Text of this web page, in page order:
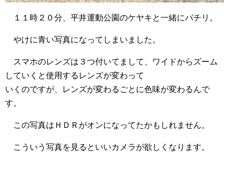
１１時２０分、平井運動公園のケヤキと一緒にパチリ。
やけに青い写真になってしまいました。
スマホのレンズは３つ付いてまして、ワイドからズーム
していくと使用するレンズが変わって
いくのですが、レンズが変わるごとに色味が変わるんで
す。
この写真はＨＤＲがオンになってたかもしれません。
こういう写真を見るといいカメラが欲しくなります。